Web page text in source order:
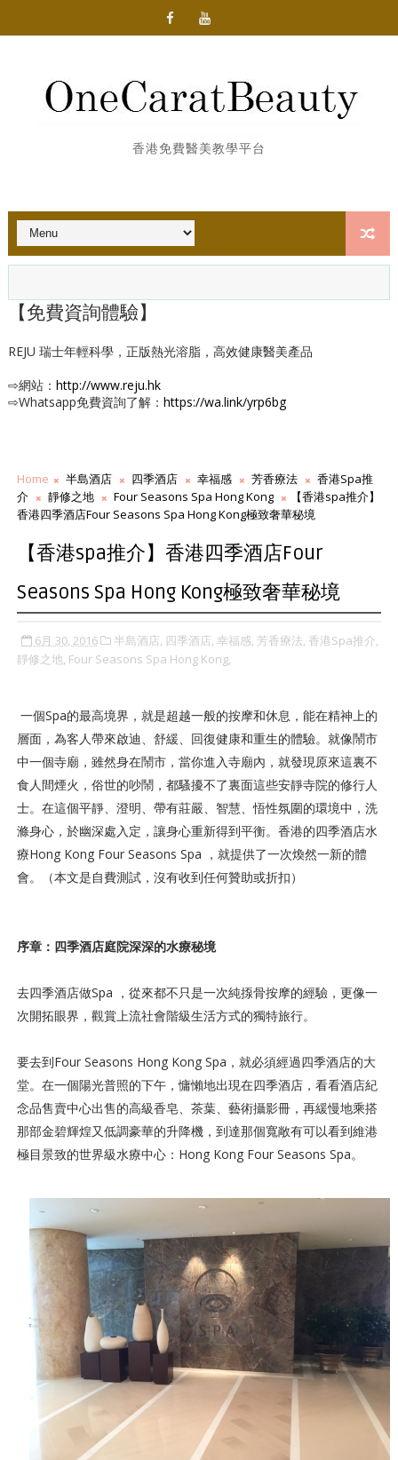
香港免費醫美教學平台
【免費資詢體驗】
REJU 瑞士年輕科學，正版熱光溶脂，高效健康醫美產品
⇨網站： http://www.reju.hk
⇨Whatsapp免費資詢了解： https://wa.link/yrp6bg
Home 半島酒店 四季酒店 幸福感 芳香療法
香港Spa推
介
靜修之地 Four Seasons Spa Hong Kong
【香港spa推介】
香港四季酒店Four Seasons Spa Hong Kong極致奢華秘境
【香港spa推介】香港四季酒店Four
Seasons Spa Hong Kong極致奢華秘境
6月 30, 2016 半島酒店, 四季酒店, 幸福感, 芳香療法, 香港Spa推介,
靜修之地, Four Seasons Spa Hong Kong,
一個Spa的最高境界，就是超越一般的按摩和休息，能在精神上的
層面，為客人帶來啟迪、舒緩、回復健康和重生的體驗。就像鬧市
中一個寺廟，雖然身在鬧市，當你進入寺廟內，就發現原來這裏不
食人間煙火，俗世的吵鬧，都騷擾不了裏面這些安靜寺院的修行人
士。在這個平靜、澄明、帶有莊嚴、智慧、悟性氛圍的環境中，洗
滌身心，於幽深處入定，讓身心重新得到平衡。香港的四季酒店水
療Hong Kong Four Seasons Spa ，就提供了一次煥然一新的體
會。（本文是自費測試，沒有收到任何贊助或折扣）
序章：四季酒店庭院深深的水療秘境
去四季酒店做Spa ，從來都不只是一次純揼骨按摩的經驗，更像一
次開拓眼界，觀賞上流社會階級生活方式的獨特旅行。
要去到Four Seasons Hong Kong Spa，就必須經過四季酒店的大
堂。在一個陽光普照的下午，慵懶地出現在四季酒店，看看酒店紀
念品售賣中心出售的高級香皂、茶葉、藝術攝影冊，再緩慢地乘搭
那部金碧輝煌又低調豪華的升降機，到達那個寬敞有可以看到維港
極目景致的世界級水療中心：Hong Kong Four Seasons Spa。